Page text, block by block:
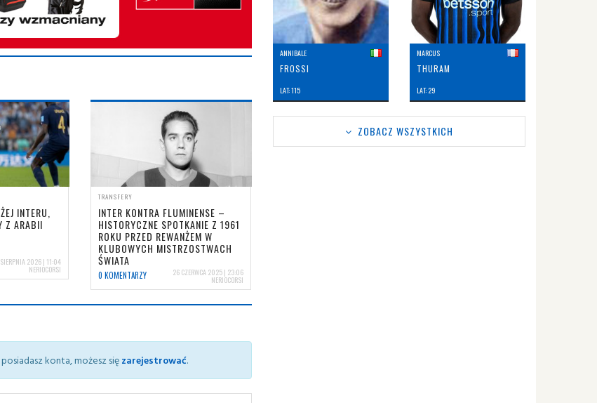
INTERU,
Z ARABII
2026 | 11:04
NERIOCORSI
TRANSFERY
INTER KONTRA FLUMINENSE –
HISTORYCZNE SPOTKANIE Z 1961
ROKU PRZED REWANŻEM W
KLUBOWYCH MISTRZOSTWACH
ŚWIATA
0 KOMENTARZY 26 CZERWCA 2025 | 23:06
NERIOCORSI
konta, możesz sięzarejestrować.
ANNIBALE
FROSSI
LAT: 115
MARCUS
THURAM
LAT: 29
ZOBACZ WSZYSTKICH